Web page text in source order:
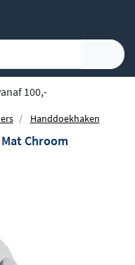
100,-
Handdoekhaken
Chroom